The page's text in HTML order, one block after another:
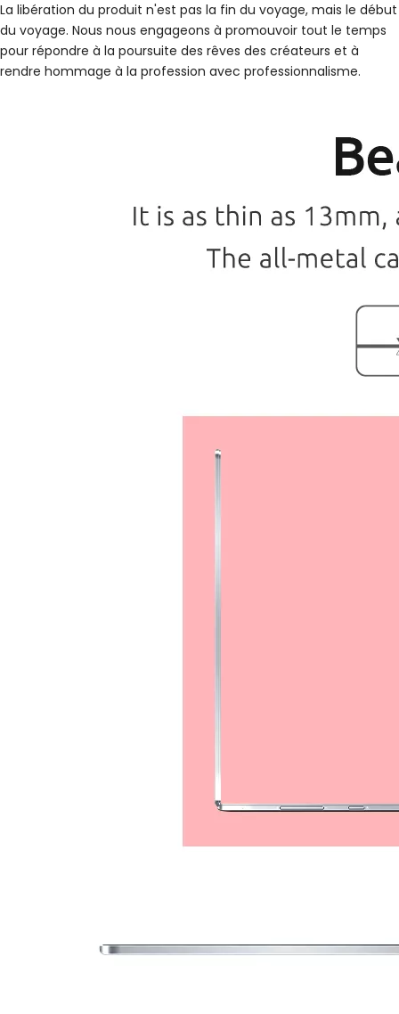
La libération du produit n'est pas la fin du voyage, mais le début
du voyage. Nous nous engageons à promouvoir tout le temps
pour répondre à la poursuite des rêves des créateurs et à
rendre hommage à la profession avec professionnalisme.